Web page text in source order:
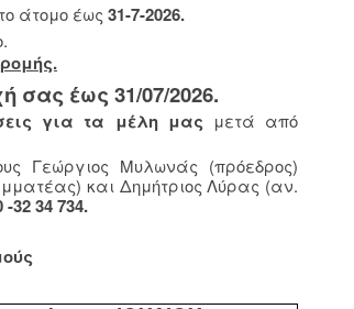
το άτομο έως 31-7-2026.
έως 31/07/2026.
για τα μέλη μας μετά από
Γεώργιος Μυλωνάς (πρόεδρος)
και Δημήτριος Λύρας (αν.
-32 34 734.